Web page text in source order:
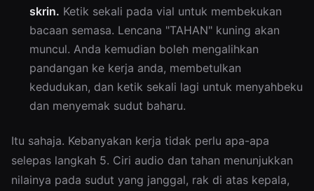
skrin. Ketik sekali pada vial untuk membekukan
bacaan semasa. Lencana "TAHAN" kuning akan
muncul. Anda kemudian boleh mengalihkan
pandangan ke kerja anda, membetulkan
kedudukan, dan ketik sekali lagi untuk menyahbeku
dan menyemak sudut baharu.
Itu sahaja. Kebanyakan kerja tidak perlu apa-apa
selepas langkah 5. Ciri audio dan tahan menunjukkan
nilainya pada sudut yang janggal, rak di atas kepala,